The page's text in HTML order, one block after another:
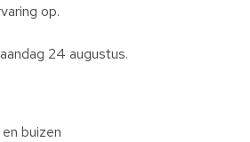
op.
24 augustus.
buizen